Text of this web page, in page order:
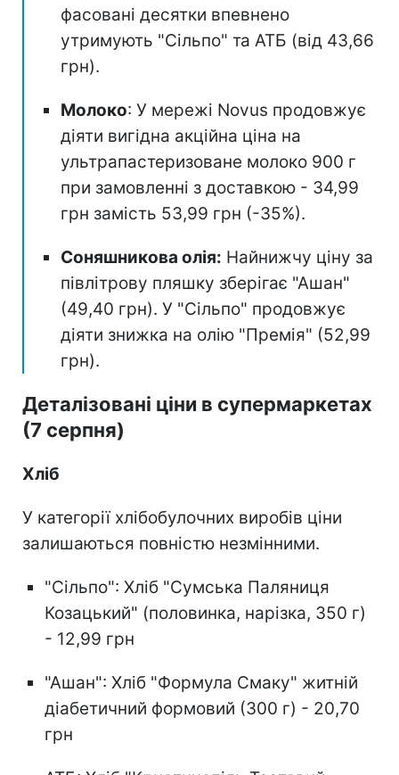
фасовані десятки впевнено
утримують "Сільпо" та АТБ (від 43,66
грн).
Молоко: У мережі Novus продовжує
діяти вигідна акційна ціна на
ультрапастеризоване молоко 900 г
при замовленні з доставкою - 34,99
грн замість 53,99 грн (-35%).
Соняшникова олія: Найнижчу ціну за
півлітрову пляшку зберігає "Ашан"
(49,40 грн). У "Сільпо" продовжує
діяти знижка на олію "Премія" (52,99
грн).
Деталізовані ціни в супермаркетах
(7 серпня)
Хліб
У категорії хлібобулочних виробів ціни
залишаються повністю незмінними.
"Сільпо": Хліб "Сумська Паляниця
Козацький" (половинка, нарізка, 350 г)
- 12,99 грн
"Ашан": Хліб "Формула Смаку" житній
діабетичний формовий (300 г) - 20,70
грн